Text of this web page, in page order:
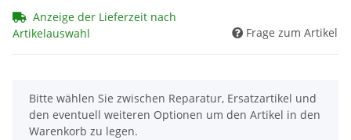
Anzeige der Lieferzeit nach
Artikelauswahl
Frage zum Artikel
x
Bitte wählen Sie zwischen Reparatur, Ersatzartikel und
den eventuell weiteren Optionen um den Artikel in den
Warenkorb zu legen.